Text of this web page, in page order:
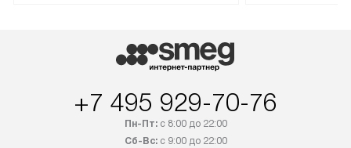
маркировку «в наличии», может
быть отправлен покупателю
в Санкт-Петербург и другие
транспортные компании. После
подключения к
+7 495 929-70-76
Пн-Пт:с 8:00 до 22:00
Сб-Вс:с 9:00 до 22:00